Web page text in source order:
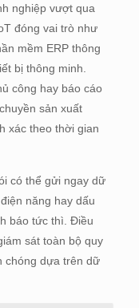
nghiệp vượt qua
đóng vai trò như
mềm ERP thông
bị thông minh.
công hay báo cáo
sản xuất
xác theo thời gian
có thể gửi ngay dữ
năng hay dấu
báo tức thì. Điều
sát toàn bộ quy
chóng dựa trên dữ